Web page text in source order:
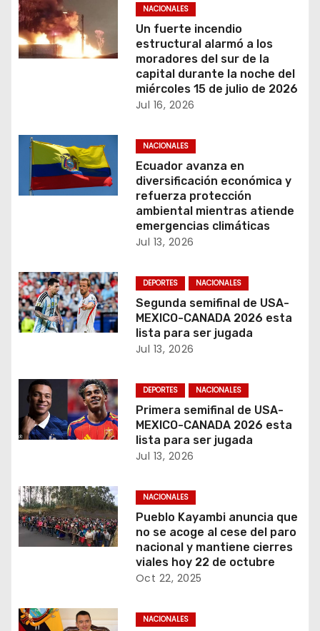
c
i
d
e
e
r
a
a
s
NACIONALES
Un fuerte incendio
estructural alarmó a los
moradores del sur de la
capital durante la noche del
miércoles 15 de julio de 2026
Jul 16, 2026
NACIONALES
Ecuador avanza en
diversificación económica y
refuerza protección
ambiental mientras atiende
emergencias climáticas
Jul 13, 2026
DEPORTES NACIONALES
Segunda semifinal de USA-
MEXICO-CANADA 2026 esta
lista para ser jugada
Jul 13, 2026
DEPORTES NACIONALES
Primera semifinal de USA-
MEXICO-CANADA 2026 esta
lista para ser jugada
Jul 13, 2026
NACIONALES
Pueblo Kayambi anuncia que
no se acoge al cese del paro
nacional y mantiene cierres
viales hoy 22 de octubre
Oct 22, 2025
NACIONALES